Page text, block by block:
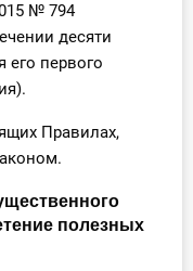
№ 794
десяти
его первого
Правилах,
полезных